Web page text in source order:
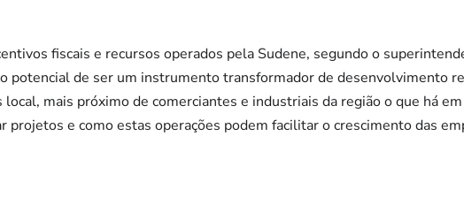
fiscais e recursos operados pela Sudene, segundo o
potencial de ser um instrumento transformador de desenvolvimento
local, mais próximo de comerciantes e industriais da região o que há
projetos e como estas operações podem facilitar o crescimento das